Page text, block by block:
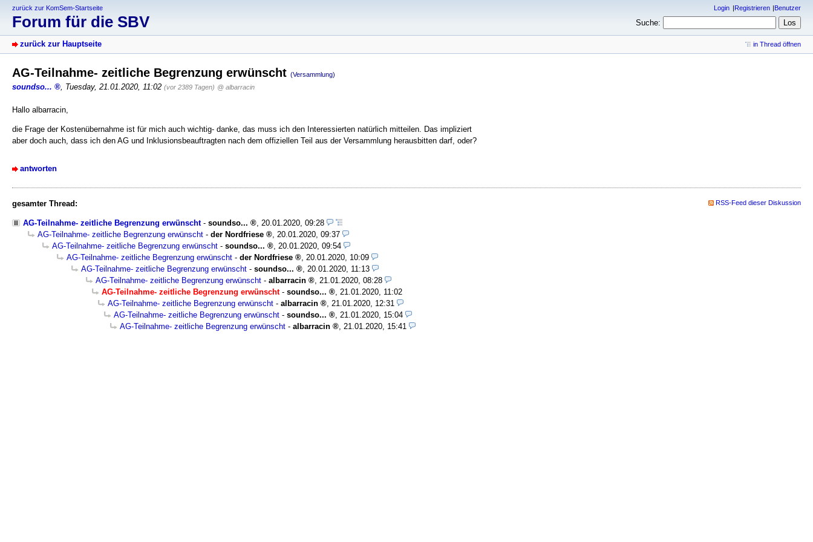
zurück zur KomSem-Startseite
Forum für die SBV
Login Registrieren Benutzer
Suche:
zurück zur Hauptseite in Thread öffnen
AG-Teilnahme- zeitliche Begrenzung erwünscht (Versammlung)
soundso... , Tuesday, 21.01.2020, 11:02 (vor 2389 Tagen) @ albarracin
Hallo albarracin,
die Frage der Kostenübernahme ist für mich auch wichtig- danke, das muss ich den Interessierten natürlich mitteilen. Das impliziert
aber doch auch, dass ich den AG und Inklusionsbeauftragten nach dem offiziellen Teil aus der Versammlung herausbitten darf, oder?
antworten
gesamter Thread: RSS-Feed dieser Diskussion
AG-Teilnahme- zeitliche Begrenzung erwünscht- soundso...
20.01.2020, 09:28
AG-Teilnahme- zeitliche Begrenzung erwünscht - der Nordfriese
20.01.2020, 09:37
AG-Teilnahme- zeitliche Begrenzung erwünscht - soundso...
20.01.2020, 09:54
AG-Teilnahme- zeitliche Begrenzung erwünscht - der Nordfriese
20.01.2020, 10:09
AG-Teilnahme- zeitliche Begrenzung erwünscht - soundso...
20.01.2020, 11:13
AG-Teilnahme- zeitliche Begrenzung erwünscht - albarracin
21.01.2020, 08:28
AG-Teilnahme- zeitliche Begrenzung erwünscht- soundso...
21.01.2020, 11:02
AG-Teilnahme- zeitliche Begrenzung erwünscht - albarracin
21.01.2020, 12:31
AG-Teilnahme- zeitliche Begrenzung erwünscht - soundso...
21.01.2020, 15:04
AG-Teilnahme- zeitliche Begrenzung erwünscht - albarracin 21.01.2020, 15:41